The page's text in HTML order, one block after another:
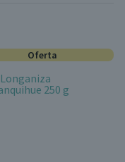
Oferta